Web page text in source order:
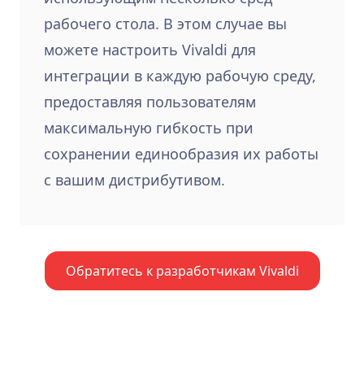
рабочего стола. В этом случае вы
можете настроить Vivaldi для
интеграции в каждую рабочую среду,
предоставляя пользователям
максимальную гибкость при
сохранении единообразия их работы
с вашим дистрибутивом.
Обратитесь к разработчикам Vivaldi